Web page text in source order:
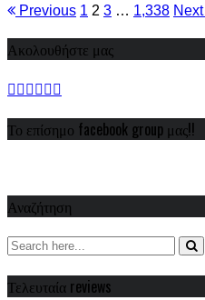
Σελιδοποίηση
άρθρων
Previous 1 2 3 … 1,338 Next
Ακολουθήστε μας
Το επίσημο facebook group μας!!
Αναζήτηση
Τελευταία reviews